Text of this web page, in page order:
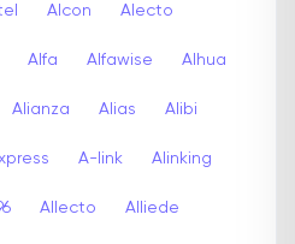
Alcon Alecto
Alfa Alfawise Alhua
Alianza Alias Alibi
A-link Alinking
Allecto Alliede